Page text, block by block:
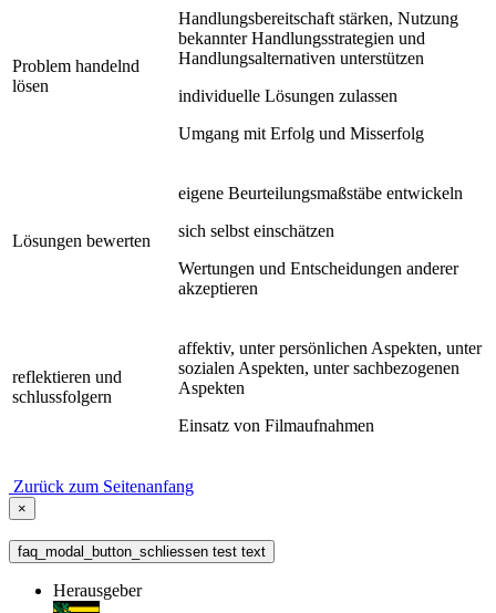
Problem handelnd
lösen
Handlungsbereitschaft stärken, Nutzung
bekannter Handlungsstrategien und
Handlungsalternativen unterstützen
individuelle Lösungen zulassen
Umgang mit Erfolg und Misserfolg
Lösungen bewerten
eigene Beurteilungsmaßstäbe entwickeln
sich selbst einschätzen
Wertungen und Entscheidungen anderer
akzeptieren
reflektieren und
schlussfolgern
affektiv, unter persönlichen Aspekten, unter
sozialen Aspekten, unter sachbezogenen
Aspekten
Einsatz von Filmaufnahmen
Zurück zum Seitenanfang
×
faq_modal_button_schliessen test text
Herausgeber